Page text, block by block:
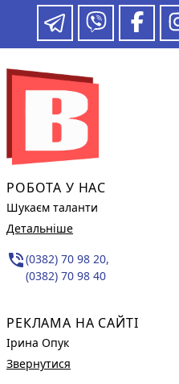
РОБОТА У НАС
Шукаєм таланти
Детальніше
phone_in_talk(0382) 70 98 20,
(0382) 70 98 40
РЕКЛАМА НА САЙТІ
Ірина Опук
Звернутися